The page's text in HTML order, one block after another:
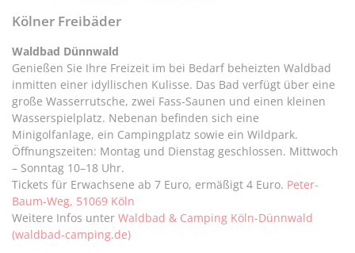
Kölner Freibäder
Waldbad Dünnwald
Genießen Sie Ihre Freizeit im bei Bedarf beheizten Waldbad
inmitten einer idyllischen Kulisse. Das Bad verfügt über eine
große Wasserrutsche, zwei Fass-Saunen und einen kleinen
Wasserspielplatz. Nebenan befinden sich eine
Minigolfanlage, ein Campingplatz sowie ein Wildpark.
Öffnungszeiten: Montag und Dienstag geschlossen. Mittwoch
– Sonntag 10–18 Uhr.
Tickets für Erwachsene ab 7 Euro, ermäßigt 4 Euro. Peter-
Baum-Weg, 51069 Köln
Weitere Infos unter Waldbad & Camping Köln-Dünnwald
(waldbad-camping.de)